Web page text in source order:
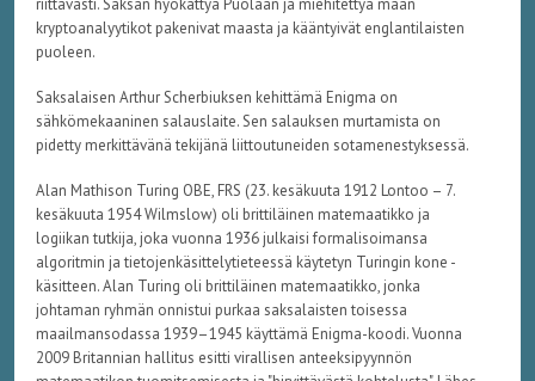
riittävästi. Saksan hyökättyä Puolaan ja miehitettyä maan
kryptoanalyytikot pakenivat maasta ja kääntyivät englantilaisten
puoleen.
Saksalaisen Arthur Scherbiuksen kehittämä Enigma on
sähkömekaaninen salauslaite. Sen salauksen murtamista on
pidetty merkittävänä tekijänä liittoutuneiden sotamenestyksessä.
Alan Mathison Turing OBE, FRS (23. kesäkuuta 1912 Lontoo – 7.
kesäkuuta 1954 Wilmslow) oli brittiläinen matemaatikko ja
logiikan tutkija, joka vuonna 1936 julkaisi formalisoimansa
algoritmin ja tietojenkäsittelytieteessä käytetyn Turingin kone -
käsitteen. Alan Turing oli brittiläinen matemaatikko, jonka
johtaman ryhmän onnistui purkaa saksalaisten toisessa
maailmansodassa 1939–1945 käyttämä Enigma-koodi. Vuonna
2009 Britannian hallitus esitti virallisen anteeksipyynnön